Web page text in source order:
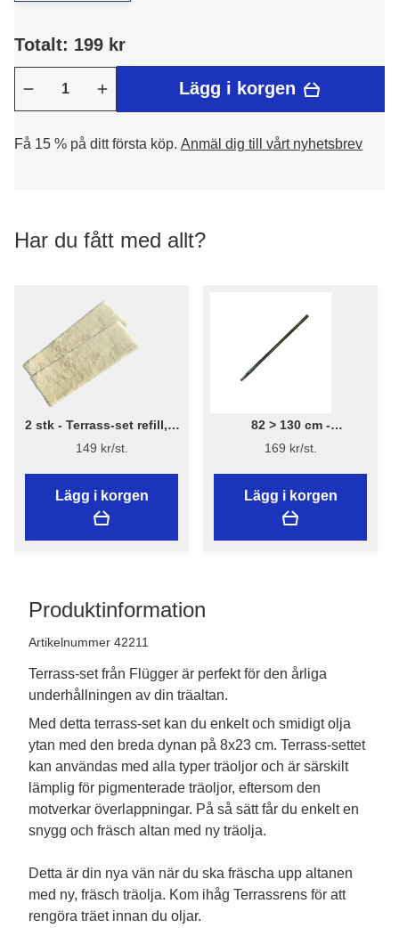
Totalt: 199 kr
Lägg i korgen
Få 15 % på ditt första köp. Anmäl dig till vårt nyhetsbrev
Har du fått med allt?
2 stk - Terrass-set refill, 2
st
149 kr/st.
Lägg i korgen
82 > 130 cm -
Förlängningsskaft - NY
DESIGN
169 kr/st.
Lägg i korgen
Produktinformation
Artikelnummer 42211
Terrass-set från Flügger är perfekt för den årliga
underhållningen av din träaltan.
Med detta terrass-set kan du enkelt och smidigt olja
ytan med den breda dynan på 8x23 cm. Terrass-settet
kan användas med alla typer träoljor och är särskilt
lämplig för pigmenterade träoljor, eftersom den
motverkar överlappningar. På så sätt får du enkelt en
snygg och fräsch altan med ny träolja.
Detta är din nya vän när du ska fräscha upp altanen
med ny, fräsch träolja. Kom ihåg Terrassrens för att
rengöra träet innan du oljar.